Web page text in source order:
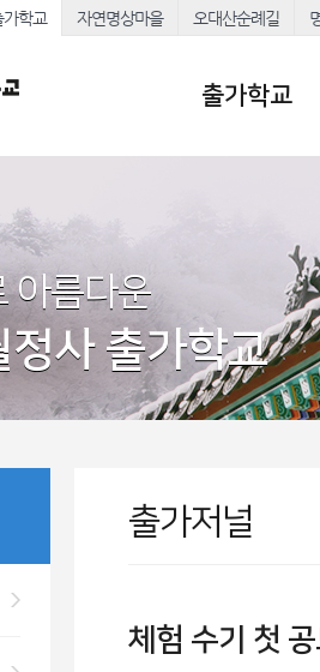
가학교 자연명상마을 오대산순례길
출가학교
아름다운
사 출가학교
출가저널
체험 수기 첫